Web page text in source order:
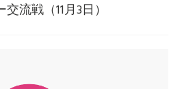
流戦（11月3日）